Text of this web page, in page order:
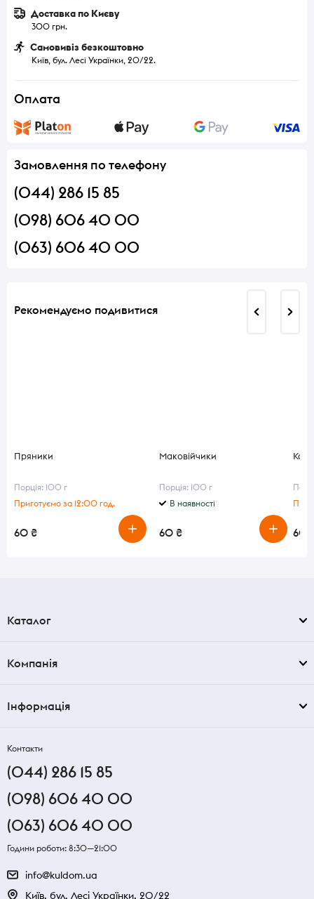
Доставка по Києву
300 грн.
Самовивіз безкоштовно
Київ, бул. Лесі Українки, 20/22.
Оплата
Замовлення по телефону
(044) 286 15 85
(098) 606 40 00
(063) 606 40 00
Рекомендуємо подивитися
Пряники
Порція: 100 г
Приготуємо за 12:00 год.
60 ₴
Маковійчики
Порція: 100 г
В наявності
60 ₴ 60
Каталог
Компанія
Інформація
Контакти
(044) 286 15 85
(098) 606 40 00
(063) 606 40 00
Години роботи: 8:30—21:00
info@kuldom.ua
Київ, бул. Лесі Українки, 20/22